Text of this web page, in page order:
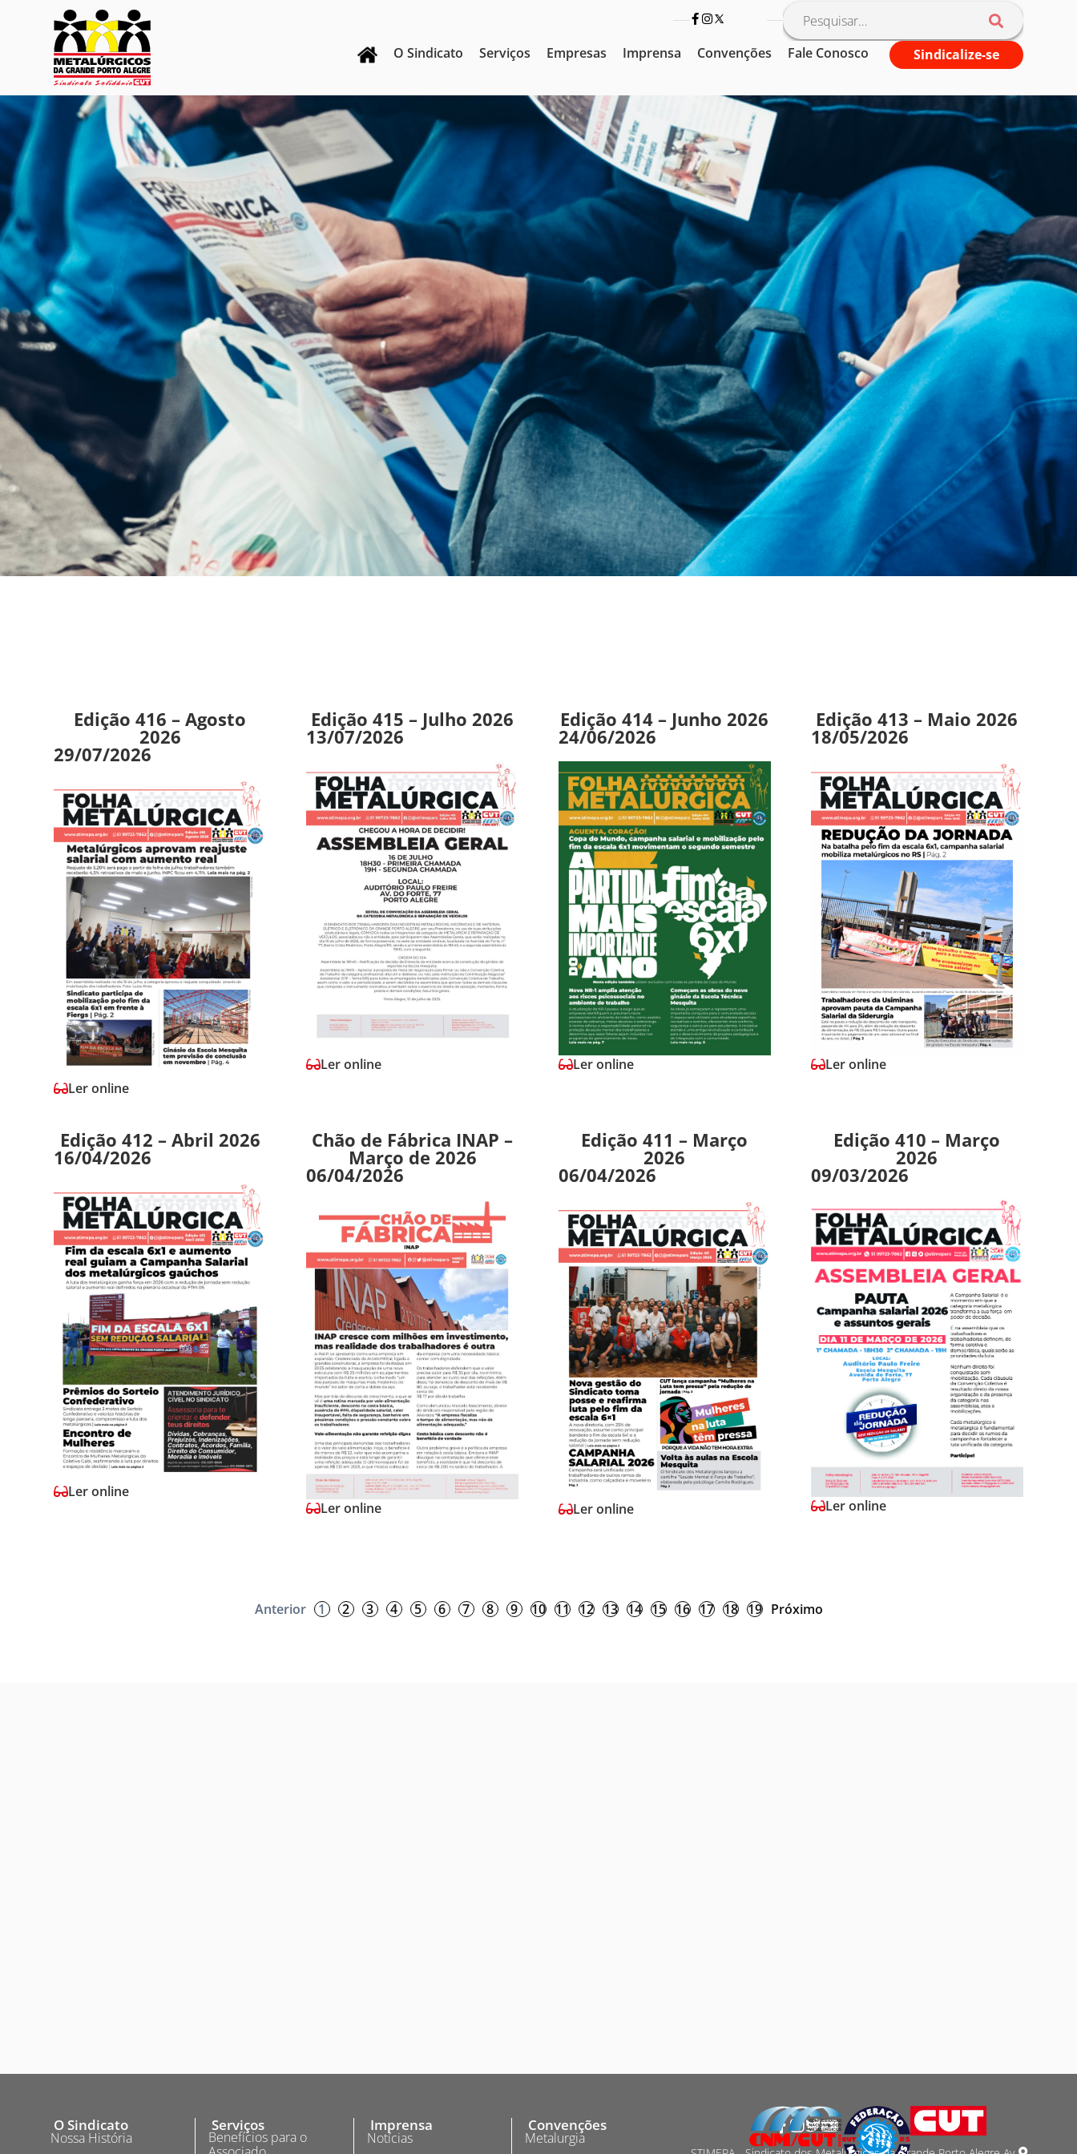
O Sindicato Serviços Empresas Imprensa Convenções Fale Conosco Sindicalize-se
Edição 416 – Agosto
2026
29/07/2026
Ler online
Edição 415 – Julho 2026
13/07/2026
Ler online
Edição 414 – Junho 2026
24/06/2026
Ler online
Edição 413 – Maio 2026
18/05/2026
Ler online
Edição 412 – Abril 2026
16/04/2026
Ler online
Chão de Fábrica INAP –
Março de 2026
06/04/2026
Ler online
Edição 411 – Março
2026
06/04/2026
Ler online
Edição 410 – Março
2026
09/03/2026
Ler online
Anterior 1 2 3 4 5 6 7 8 9 10 11 12 13 14 15 16 17 18 19 Próximo
O Sindicato
Nossa História
Serviços
Benefícios para o
Imprensa
Notícias
Convenções
Metalurgia